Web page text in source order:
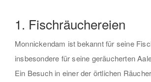
1. Fischräuchereien
Monnickendam ist bekannt für seine
insbesondere für seine geräucherten
Ein Besuch in einer der örtlichen